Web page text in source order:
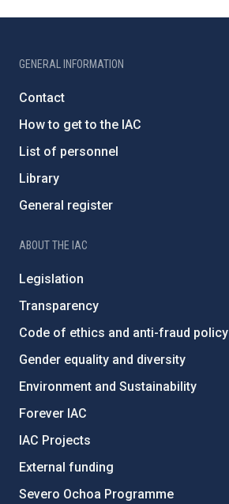
GENERAL INFORMATION
Contact
How to get to the IAC
List of personnel
Library
General register
ABOUT THE IAC
Legislation
Transparency
Code of ethics and anti-fraud policy
Gender equality and diversity
Environment and Sustainability
Forever IAC
IAC Projects
External funding
Severo Ochoa Programme